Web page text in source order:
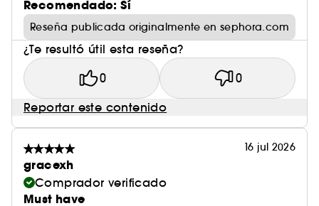
Recomendado: Sí
Reseña publicada originalmente en sephora.com
¿Te resultó útil esta reseña?
0 0
Reportar este contenido
16 jul 2026
gracexh
Comprador verificado
Must have